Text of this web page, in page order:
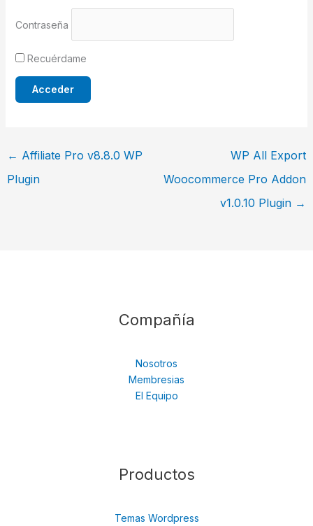
Contraseña
Recuérdame
← Affiliate Pro v8.8.0 WP
Plugin
WP All Export
Woocommerce Pro Addon
v1.0.10 Plugin →
Compañía
Nosotros
Membresias
El Equipo
Productos
Temas Wordpress